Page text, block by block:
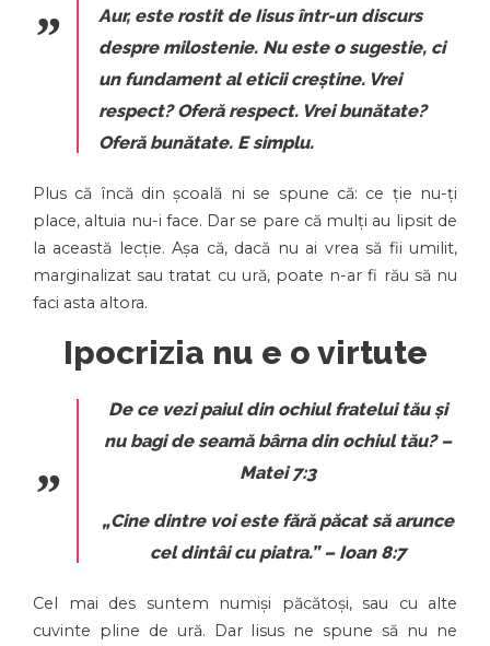
Aur, este rostit de Iisus într-un discurs
despre milostenie. Nu este o sugestie, ci
un fundament al eticii creștine. Vrei
respect? Oferă respect. Vrei bunătate?
Oferă bunătate. E simplu.
Plus că încă din școală ni se spune că: ce ție nu-ți
place, altuia nu-i face. Dar se pare că mulți au lipsit de
la această lecție. Așa că, dacă nu ai vrea să fii umilit,
marginalizat sau tratat cu ură, poate n-ar fi rău să nu
faci asta altora.
Ipocrizia nu e o virtute
De ce vezi paiul din ochiul fratelui tău și
nu bagi de seamă bârna din ochiul tău?–
Matei 7:3
„Cine dintre voi este fără păcat să arunce
cel dintâi cu piatra.”– Ioan 8:7
Cel mai des suntem numiși păcătoși, sau cu alte
cuvinte pline de ură. Dar Iisus ne spune să nu ne